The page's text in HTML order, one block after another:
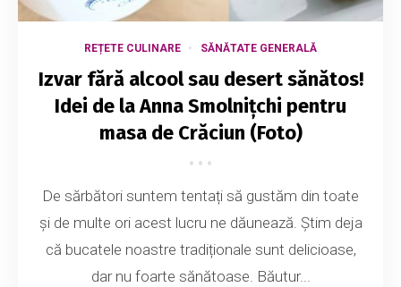
REȚETE CULINARE SĂNĂTATE GENERALĂ
Izvar fără alcool sau desert sănătos!
Idei de la Anna Smolnițchi pentru
masa de Crăciun (Foto)
De sărbători suntem tentați să gustăm din toate
și de multe ori acest lucru ne dăunează. Știm deja
că bucatele noastre tradiționale sunt delicioase,
dar nu foarte sănătoase. Băutur...